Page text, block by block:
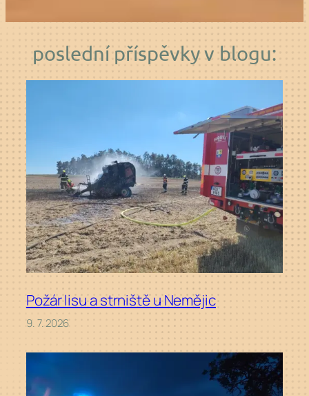
poslední příspěvky v blogu:
Požár lisu a strniště u Nemějic
9. 7. 2026